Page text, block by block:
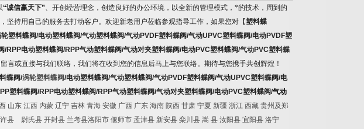
“诚信赢天下”、 开创经营理念，创造良好的办公环境，以全新的管理模式，*的技术，周到的
坚持用自己的服务去打动客户。欢迎新老用户莅临参观指导工作，如果您对 【塑料蝶
塑料蝶阀/电动塑料蝶阀/气动塑料蝶阀/气动PVDF塑料蝶阀/气动UPVC塑料蝶阀/电动PVDF塑
/RPP电动塑料蝶阀/RPP气动塑料蝶阀/气动对夹塑料蝶阀/电动PVC塑料蝶阀/气动PVC塑料蝶
言或直接与我们联络，我们将在收到您的信息后马上与您联络。期待与您携手共创辉煌！
蝶阀/涡轮塑料蝶阀/电动塑料蝶阀/气动塑料蝶阀/气动PVDF塑料蝶阀/气动UPVC塑料蝶阀/电
塑料蝶阀/RPP电动塑料蝶阀/RPP气动塑料蝶阀/气动对夹塑料蝶阀/电动PVC塑料蝶阀/气动
山东 江西 内蒙 辽宁 吉林 青海 安徽 广西 广东 海南 陕西 甘肃 宁夏 新疆 浙江 西藏 贵州及郑
县 尉氏县 开封县 兰考县洛阳市 偃师市 孟津县 新安县 栾川县 嵩 县 汝阳县 宜阳县 洛宁